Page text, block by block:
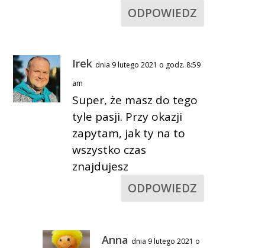
ODPOWIEDZ
Irek dnia 9 lutego 2021 o godz. 8:59
am
Super, że masz do tego
tyle pasji. Przy okazji
zapytam, jak ty na to
wszystko czas
znajdujesz
ODPOWIEDZ
Anna dnia 9 lutego 2021 o